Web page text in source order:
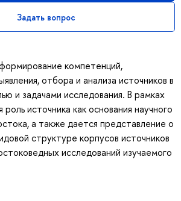
Задать вопрос
компетенций,
отбора и анализа источников в
и задачами исследования. В рамках
источника как основания научного
а также дается представление о
структуре корпусов источников
исследований изучаемого